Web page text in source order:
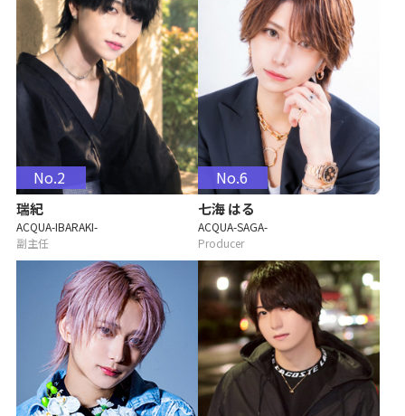
No.2
瑞紀
ACQUA-IBARAKI-
副主任
No.6
七海 はる
ACQUA-SAGA-
Producer